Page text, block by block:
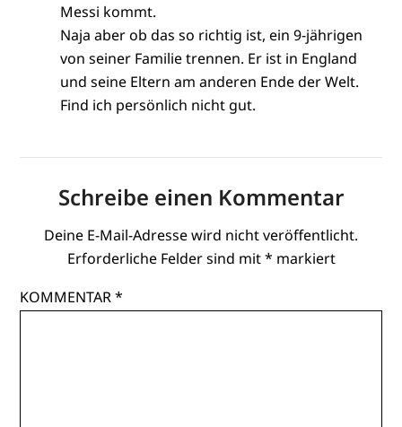
Messi kommt.
Naja aber ob das so richtig ist, ein 9-jährigen
von seiner Familie trennen. Er ist in England
und seine Eltern am anderen Ende der Welt.
Find ich persönlich nicht gut.
Schreibe einen Kommentar
Deine E-Mail-Adresse wird nicht veröffentlicht.
Erforderliche Felder sind mit* markiert
KOMMENTAR*